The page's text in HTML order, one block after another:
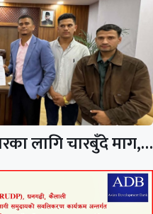
लागि चारबुँदे माग,…